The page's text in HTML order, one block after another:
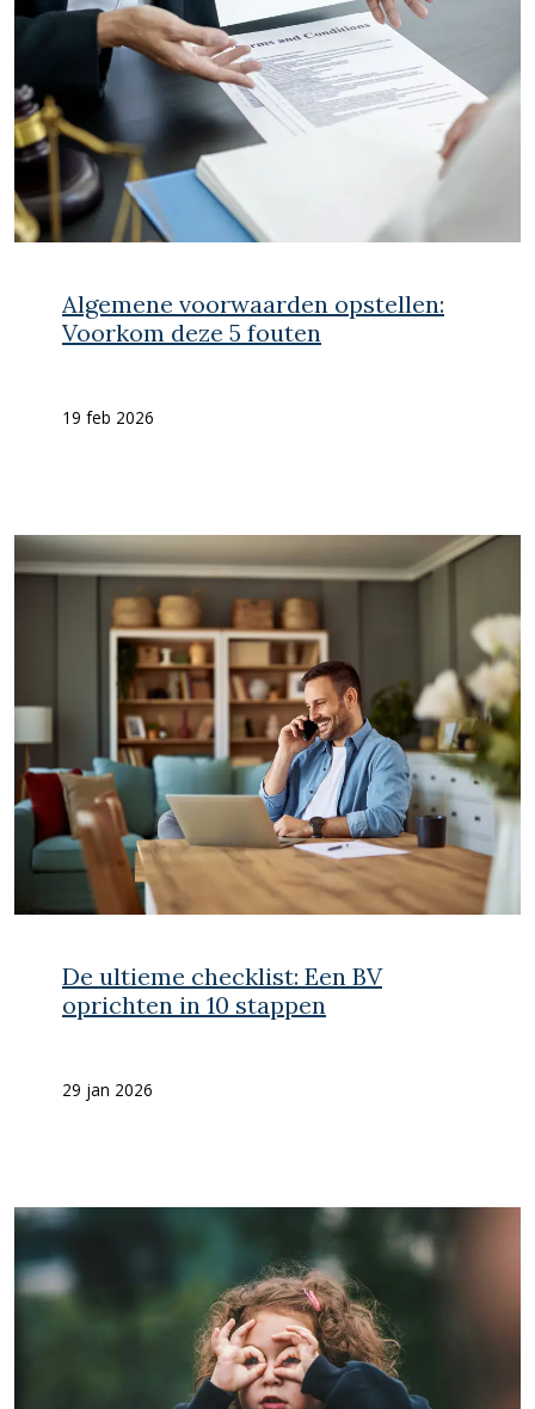
Algemene voorwaarden opstellen:
Voorkom deze 5 fouten
19 feb 2026
De ultieme checklist: Een BV
oprichten in 10 stappen
29 jan 2026